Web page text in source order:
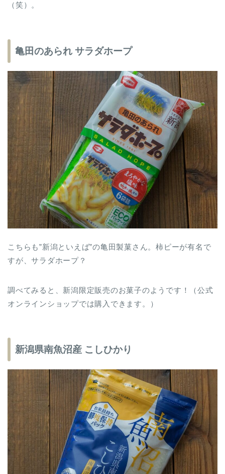
（笑）。
亀田のあられ サラダホープ
こちらも”新潟といえば”の亀田製菓さん。柿ピーが有名で
すが、サラダホープ？
調べてみると、新潟限定販売のお菓子のようです！（公式
オンラインショップでは購入できます。）
新潟県南魚沼産 こしひかり